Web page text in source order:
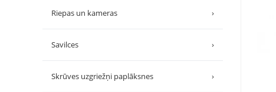
Riepas un kameras ›
Savilces ›
Skrūves uzgriežņi paplāksnes ›